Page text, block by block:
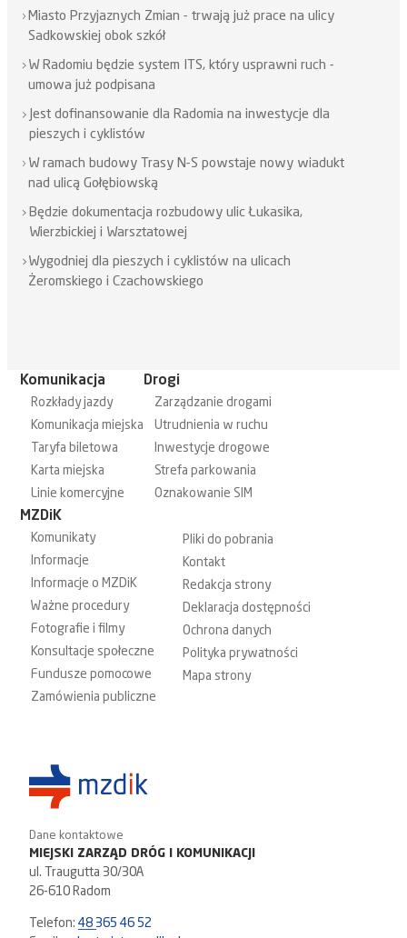
Miasto Przyjaznych Zmian - trwają już prace na ulicy
Sadkowskiej obok szkół
W Radomiu będzie system ITS, który usprawni ruch -
umowa już podpisana
Jest dofinansowanie dla Radomia na inwestycje dla
pieszych i cyklistów
W ramach budowy Trasy N-S powstaje nowy wiadukt
nad ulicą Gołębiowską
Będzie dokumentacja rozbudowy ulic Łukasika,
Wierzbickiej i Warsztatowej
Wygodniej dla pieszych i cyklistów na ulicach
Żeromskiego i Czachowskiego
Komunikacja
Rozkłady jazdy
Komunikacja miejska
Taryfa biletowa
Karta miejska
Linie komercyjne
Drogi
Zarządzanie drogami
Utrudnienia w ruchu
Inwestycje drogowe
Strefa parkowania
Oznakowanie SIM
MZDiK
Komunikaty
Informacje
Informacje o MZDiK
Ważne procedury
Fotografie i filmy
Konsultacje społeczne
Fundusze pomocowe
Zamówienia publiczne
Pliki do pobrania
Kontakt
Redakcja strony
Deklaracja dostępności
Ochrona danych
Polityka prywatności
Mapa strony
Dane kontaktowe
MIEJSKI ZARZĄD DRÓG I KOMUNIKACJI
ul. Traugutta 30/30A
26-610 Radom
Telefon:48 365 46 52